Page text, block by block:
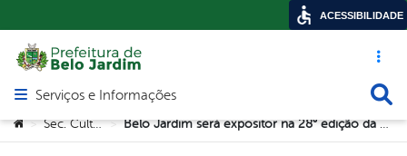
Acesso
Abrir menu principal de navegação
Serviços e Informações
Você está aqui:
> Sec. Cultura > Belo Jardim será expositor na 28° edição da Feira Agrinordeste
ACESSIBILIDADE